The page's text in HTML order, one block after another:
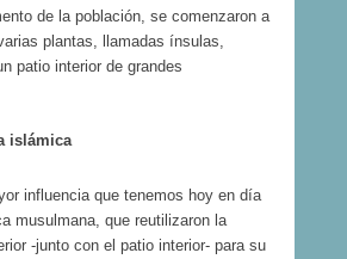
de la población, se comenzaron a
plantas, llamadas ínsulas,
patio interior de grandes
islámica
influencia que tenemos hoy en día
musulmana, que reutilizaron la
-junto con el patio interior- para su